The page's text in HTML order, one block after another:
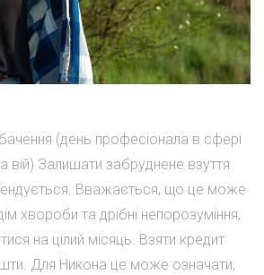
(день професіонала в сфері
вій) Залишати забруднене взуття
Вважається, що це може
хвороби та дрібні непорозуміння,
на цілий місяць. Взяти кредит
Для Никона це може означати,